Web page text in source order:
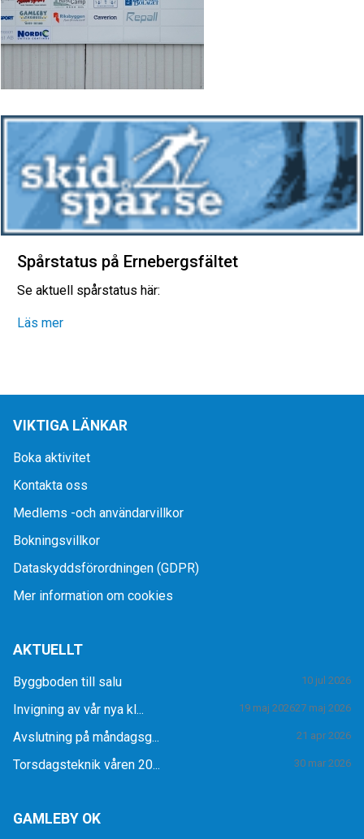
Spårstatus på Ernebergsfältet
Se aktuell spårstatus här:
Läs mer
VIKTIGA LÄNKAR
Boka aktivitet
Kontakta oss
Medlems -och användarvillkor
Bokningsvillkor
Dataskyddsförordningen (GDPR)
Mer information om cookies
AKTUELLT
Byggboden till salu 10 jul 2026
27 maj 2026
Invigning av vår nya kl... 19 maj 2026
Avslutning på måndagsg... 21 apr 2026
Torsdagsteknik våren 20... 30 mar 2026
GAMLEBY OK